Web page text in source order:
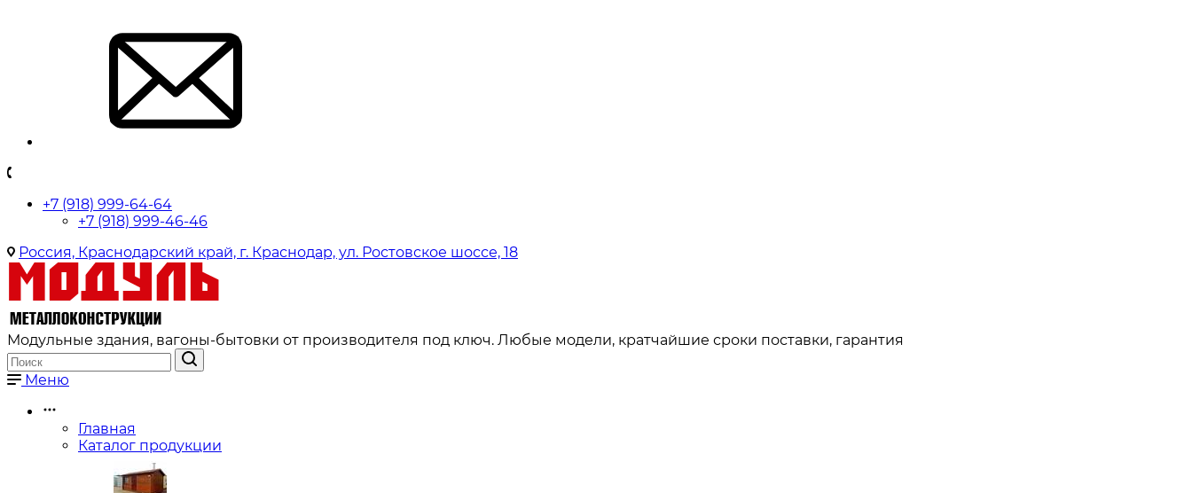
+7 (918) 999-64-64
+7 (918) 999-46-46
Россия, Краснодарский край, г. Краснодар, ул. Ростовское шоссе, 18
Модульные здания, вагоны-бытовки от производителя под ключ. Любые модели, кратчайшие сроки поставки, гарантия
Меню
Главная
Каталог продукции